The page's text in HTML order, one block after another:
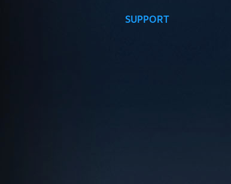
SUPPORT